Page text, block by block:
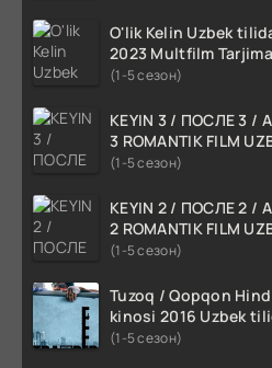
O'lik Kelin Uzbek
2023 Multfilm
skachat
(1-5 сезон)
KEYIN 3 / ПОСЛЕ 3 /
3 ROMANTIK FILM
TILIDA 2021 TARJIMA
(1-5 сезон)
KEYIN 2 / ПОСЛЕ 2 / AFTER
2 ROMANTIK FILM
TILIDA 2020 TARJIMA
(1-5 сезон)
Tuzoq / Qopqon Hind
kinosi 2016 Uzbek
tarjima film HD
(1-5 сезон)